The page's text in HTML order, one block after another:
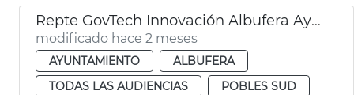
Repte GovTech Innovación Albufera Ayuntamiento de València
modificado hace 2 meses
AYUNTAMIENTO
ALBUFERA
TODAS LAS AUDIENCIAS
POBLES SUD